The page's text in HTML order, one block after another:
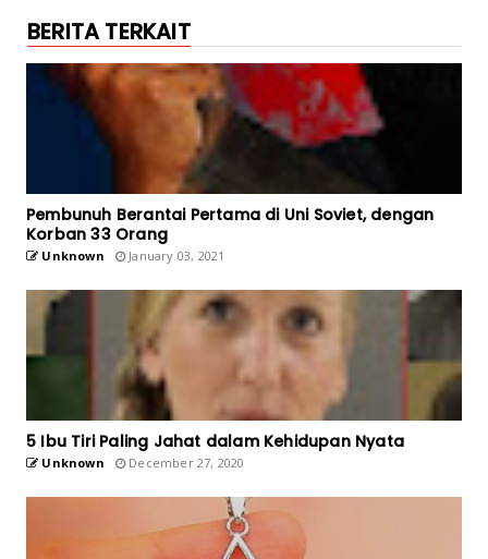
BERITA TERKAIT
Pembunuh Berantai Pertama di Uni Soviet, dengan
Korban 33 Orang
Unknown January 03, 2021
5 Ibu Tiri Paling Jahat dalam Kehidupan Nyata
Unknown December 27, 2020